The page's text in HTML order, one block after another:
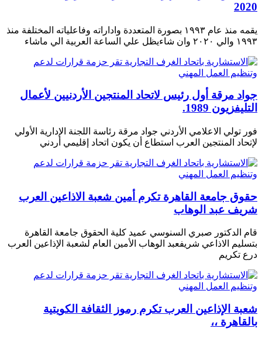
2020
يقمه منذ عام ١٩٩٣ بصورة المتعددة واداراته وفاعلياته المختلفة منذ
١٩٩٣ والي ٢٠٢٠ وان شاءيظل علي الساعة العربية الي ماشاء
جواد مرقة أول رئيس لاتحاد المنتجين الأردنيين لأعمال
التليفزيون 1989.
فور تولي الاعلامي الأردني جواد مرقة رئاسة اللجنة الإدارية الأولي
لإتحاد المنتجين العرب استطاع أن يكون اتحاد إقليمي أردني
حقوق جامعة القاهرة تكرم أمين شعبة الاذاعين العرب
شريف عبد الوهاب
قام الدكتور صبري السنوسي عميد كلية الحقوق جامعة القاهرة
بتسليم الاذاعي شريفعبد الوهاب الأمين العام لشعبة الإذاعين العرب
درع تكريم
شعبة الإذاعين العرب تكرم رموز الثقافة الكويتية
بالقاهرة ،،